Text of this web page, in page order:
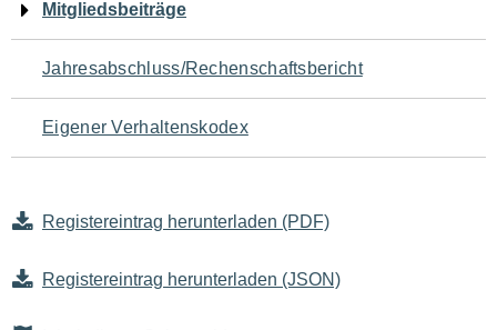
Mitgliedsbeiträge
Jahresabschluss/Rechenschaftsbericht
Eigener Verhaltenskodex
Registereintrag herunterladen (PDF)
Registereintrag herunterladen (JSON)